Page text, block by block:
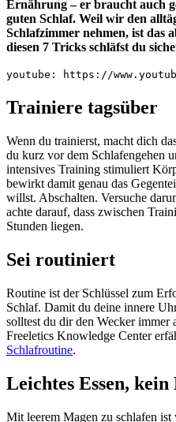
Ernährung – er braucht auch
guten Schlaf. Weil wir den
Schlafzimmer nehmen, ist das
diesen 7 Tricks schläfst du
youtube: https://
Trainiere tagsüber
Wenn du trainierst, macht dich
du kurz vor dem Schlafengehen
intensives Training stimuliert
bewirkt damit genau das
willst. Abschalten. Versuche
achte darauf, dass zwischen
Stunden liegen.
Sei routiniert
Routine ist der Schlüssel zum
Schlaf. Damit du deine innere
solltest du dir den Wecker
Freeletics Knowledge Center
Schlafroutine.
Leichtes Essen,
Mit leerem Magen zu schlafen